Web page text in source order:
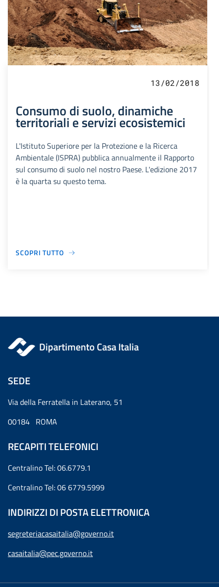
13/02/2018
Consumo di suolo, dinamiche
territoriali e servizi ecosistemici
L'Istituto Superiore per la Protezione e la Ricerca
Ambientale (ISPRA) pubblica annualmente il Rapporto
sul consumo di suolo nel nostro Paese. L'edizione 2017
è la quarta su questo tema.
SCOPRI TUTTO
Dipartimento Casa Italia
SEDE
Via della Ferratella in Laterano, 51
00184 ROMA
RECAPITI TELEFONICI
Centralino Tel: 06.6779.1
Centralino Tel: 06 6779.5999
INDIRIZZI DI POSTA ELETTRONICA
segreteriacasaitalia@governo.it
casaitalia@pec.governo.it